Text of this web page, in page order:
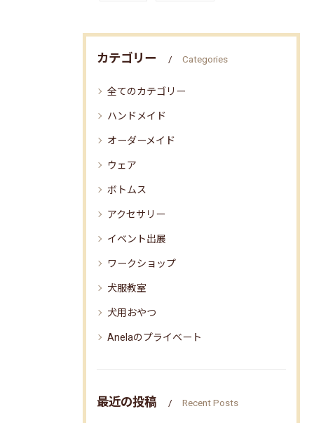
カテゴリー Categories
全てのカテゴリー
ハンドメイド
オーダーメイド
ウェア
ボトムス
アクセサリー
イベント出展
ワークショップ
犬服教室
犬用おやつ
Anelaのプライベート
最近の投稿 Recent Posts